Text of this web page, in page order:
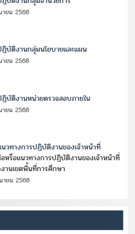
ายน 2568
บัติงานกลุ่มนโยบายและแผน
ายน 2568
บัติงานหน่วยตรวจสอบภายใน
ายน 2568
วทางการปฏิบัติงานของเจ้าหน้าที่
หรือแนวทางการปฏิบัติงานของเจ้าหน้าที่
านเขตพื้นที่การศึกษา
ายน 2568